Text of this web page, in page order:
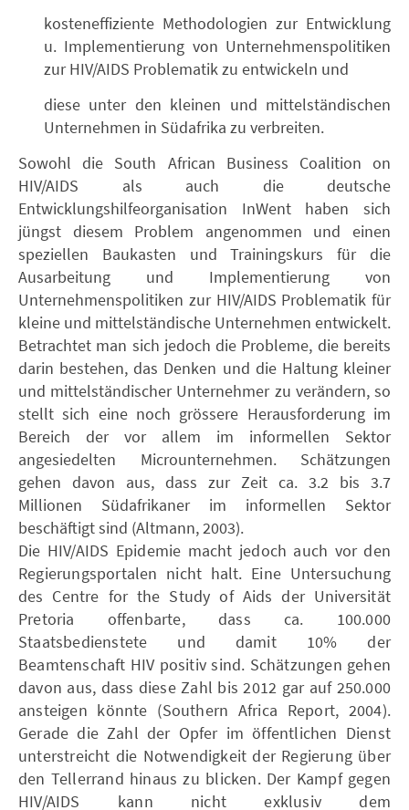
kosteneffiziente Methodologien zur Entwicklung
u. Implementierung von Unternehmenspolitiken
zur HIV/AIDS Problematik zu entwickeln und
diese unter den kleinen und mittelständischen
Unternehmen in Südafrika zu verbreiten.
Sowohl die South African Business Coalition on
HIV/AIDS als auch die deutsche
Entwicklungshilfeorganisation InWent haben sich
jüngst diesem Problem angenommen und einen
speziellen Baukasten und Trainingskurs für die
Ausarbeitung und Implementierung von
Unternehmenspolitiken zur HIV/AIDS Problematik für
kleine und mittelständische Unternehmen entwickelt.
Betrachtet man sich jedoch die Probleme, die bereits
darin bestehen, das Denken und die Haltung kleiner
und mittelständischer Unternehmer zu verändern, so
stellt sich eine noch grössere Herausforderung im
Bereich der vor allem im informellen Sektor
angesiedelten Microunternehmen. Schätzungen
gehen davon aus, dass zur Zeit ca. 3.2 bis 3.7
Millionen Südafrikaner im informellen Sektor
beschäftigt sind (Altmann, 2003).
Die HIV/AIDS Epidemie macht jedoch auch vor den
Regierungsportalen nicht halt. Eine Untersuchung
des Centre for the Study of Aids der Universität
Pretoria offenbarte, dass ca. 100.000
Staatsbedienstete und damit 10% der
Beamtenschaft HIV positiv sind. Schätzungen gehen
davon aus, dass diese Zahl bis 2012 gar auf 250.000
ansteigen könnte (Southern Africa Report, 2004).
Gerade die Zahl der Opfer im öffentlichen Dienst
unterstreicht die Notwendigkeit der Regierung über
den Tellerrand hinaus zu blicken. Der Kampf gegen
HIV/AIDS kann nicht exklusiv dem